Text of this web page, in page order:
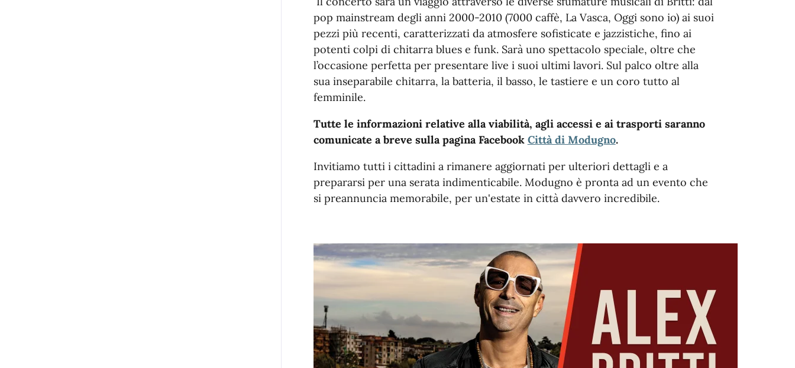
pop mainstream degli anni 2000-2010 (7000 caffè, La Vasca, Oggi sono io) ai suoi
pezzi più recenti, caratterizzati da atmosfere sofisticate e jazzistiche, fino ai
potenti colpi di chitarra blues e funk. Sarà uno spettacolo speciale, oltre che
l’occasione perfetta per presentare live i suoi ultimi lavori. Sul palco oltre alla
sua inseparabile chitarra, la batteria, il basso, le tastiere e un coro tutto al
femminile.
Tutte le informazioni relative alla viabilità, agli accessi e ai trasporti saranno
comunicate a breve sulla pagina Facebook Città di Modugno.
Invitiamo tutti i cittadini a rimanere aggiornati per ulteriori dettagli e a
prepararsi per una serata indimenticabile. Modugno è pronta ad un evento che
si preannuncia memorabile, per un'estate in città davvero incredibile.